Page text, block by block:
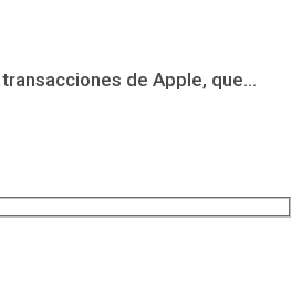
de Apple, que...